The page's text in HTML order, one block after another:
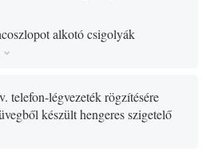
alkotó csigolyák
telefon-légvezeték rögzítésére
készült hengeres szigetelő